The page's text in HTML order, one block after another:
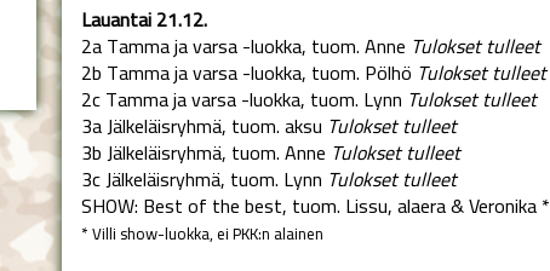
Lauantai 21.12.
2a Tamma ja varsa -luokka, tuom. Anne Tulokset tulleet
2b Tamma ja varsa -luokka, tuom. Pölhö Tulokset tulleet
2c Tamma ja varsa -luokka, tuom. Lynn Tulokset tulleet
3a Jälkeläisryhmä, tuom. aksu Tulokset tulleet
3b Jälkeläisryhmä, tuom. Anne Tulokset tulleet
3c Jälkeläisryhmä, tuom. Lynn Tulokset tulleet
SHOW: Best of the best, tuom. Lissu, alaera & Veronika *
* Villi show-luokka, ei PKK:n alainen